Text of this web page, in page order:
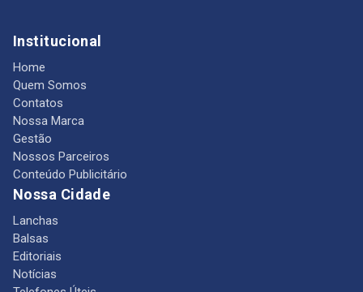
Institucional
Home
Quem Somos
Contatos
Nossa Marca
Gestão
Nossos Parceiros
Conteúdo Publicitário
Nossa Cidade
Lanchas
Balsas
Editoriais
Notícias